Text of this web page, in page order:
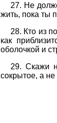
27. Не
жить, пока ты
28. Кто из
как
оболочкой и
29. Скажи
сокрытое, а